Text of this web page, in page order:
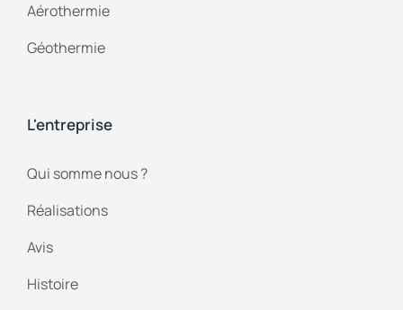
Aérothermie
Géothermie
L'entreprise
Qui somme nous ?
Réalisations
Avis
Histoire